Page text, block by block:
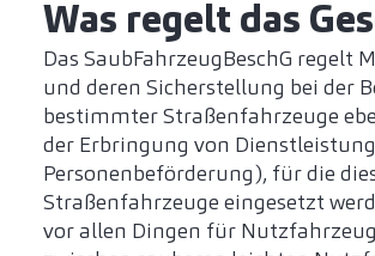
Was regelt das
Das SaubFahrzeugBeschG regelt
und deren Sicherstellung bei der
bestimmter Straßenfahrzeuge
der Erbringung von
Personenbeförderung), für die
Straßenfahrzeuge eingesetzt
vor allen Dingen für